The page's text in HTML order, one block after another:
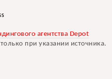
агентства Depot
при указании источника.